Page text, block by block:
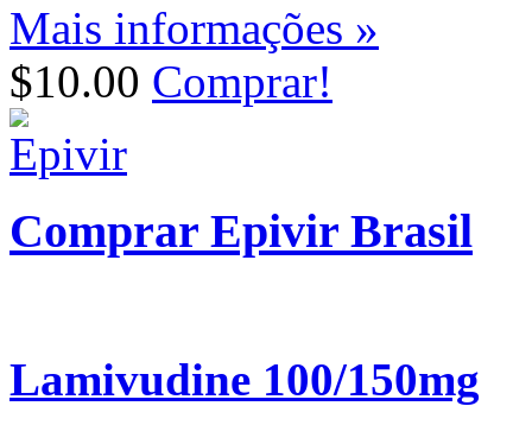
Mais informações »
$10.00 Comprar!
Comprar Epivir Brasil
Lamivudine 100/150mg